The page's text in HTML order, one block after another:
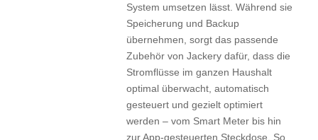
System umsetzen lässt. Während sie
Speicherung und Backup
übernehmen, sorgt das passende
Zubehör von Jackery dafür, dass die
Stromflüsse im ganzen Haushalt
optimal überwacht, automatisch
gesteuert und gezielt optimiert
werden – vom Smart Meter bis hin
zur App-gesteuerten Steckdose. So